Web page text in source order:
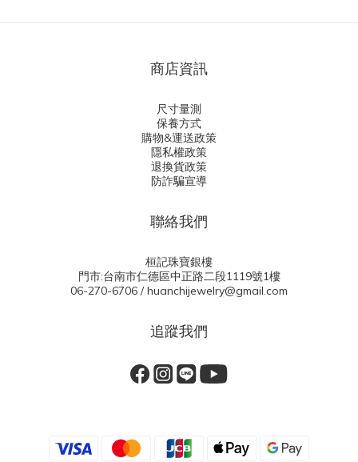
商店資訊
尺寸量測
保養方式
購物&運送政策
隱私權政策
退換貨政策
防詐騙宣導
聯絡我們
桓記珠寶銀樓
門市:台南市仁德區中正路二段1119號1樓
06-270-6706 / huanchijewelry@gmail.com
追蹤我們